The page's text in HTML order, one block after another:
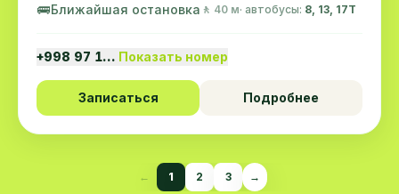
🚌Ближайшая остановка 🚶 40 м· автобусы: 8, 13, 17T
+998 97 1… Показать номер
Записаться Подробнее
← 1 2 3 →